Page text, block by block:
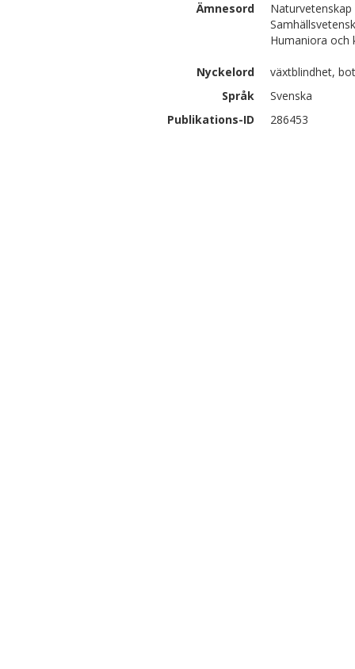
Ämnesord
Humaniora
Nyckelord
växtblindhet,
Språk
Svenska
Publikations-ID
286453